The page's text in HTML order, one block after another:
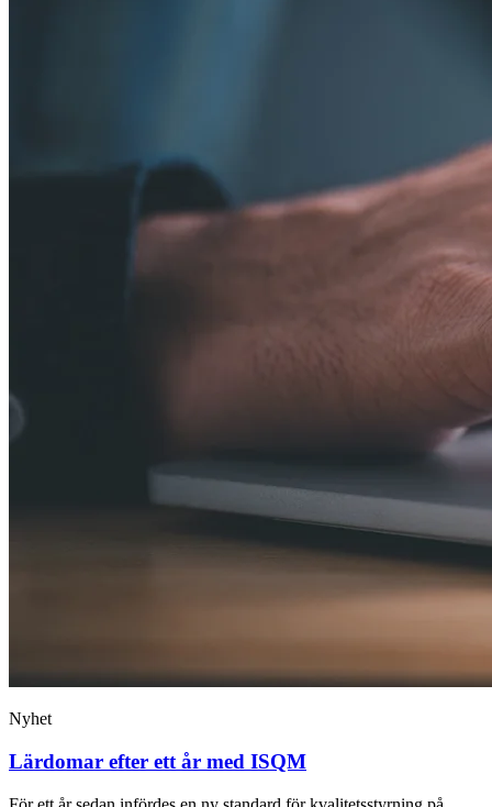
Nyhet
Lärdomar efter ett år med ISQM